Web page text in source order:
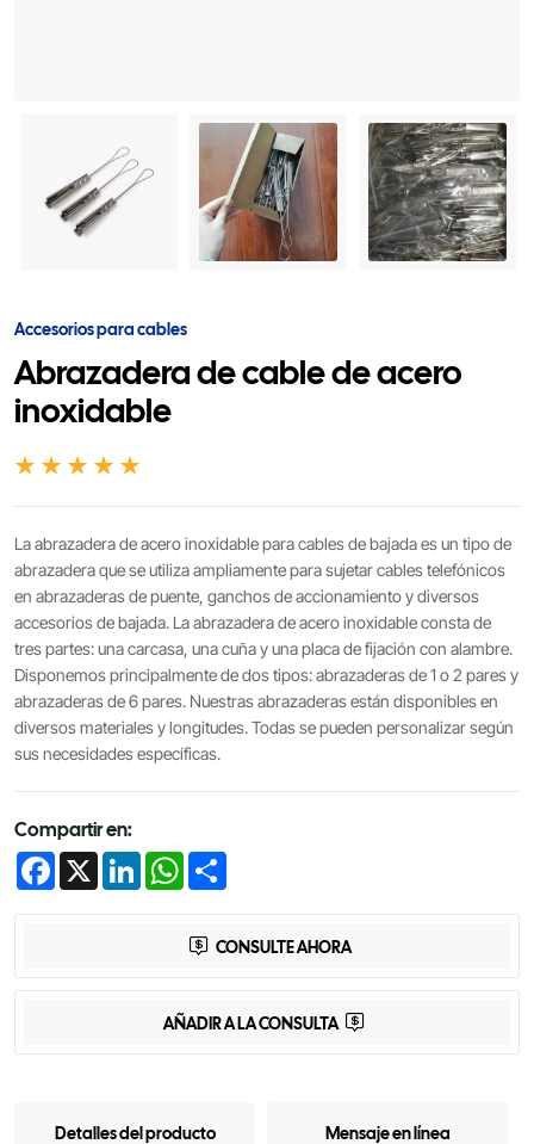
Accesorios para cables
Abrazadera de cable de acero
inoxidable
La abrazadera de acero inoxidable para cables de bajada es un tipo de
abrazadera que se utiliza ampliamente para sujetar cables telefónicos
en abrazaderas de puente, ganchos de accionamiento y diversos
accesorios de bajada. La abrazadera de acero inoxidable consta de
tres partes: una carcasa, una cuña y una placa de fijación con alambre.
Disponemos principalmente de dos tipos: abrazaderas de 1 o 2 pares y
abrazaderas de 6 pares. Nuestras abrazaderas están disponibles en
diversos materiales y longitudes. Todas se pueden personalizar según
sus necesidades específicas.
Compartir en:
Facebook
X LinkedInWhatsApp
CONSULTE AHORA
AÑADIR A LA CONSULTA
Detalles del producto Mensaje en línea